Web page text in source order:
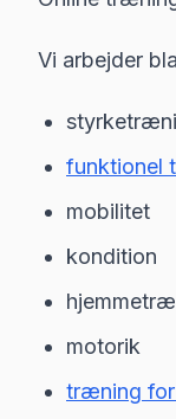
Vi arbejder
funktionel
mobilitet
kondition
motorik
træning